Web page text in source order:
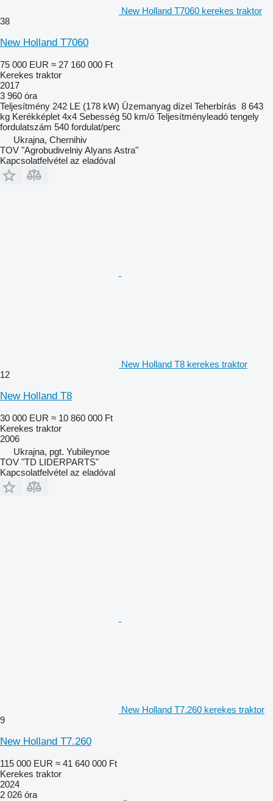
New Holland T7060 kerekes traktor
38
New Holland T7060
75 000 EUR ≈ 27 160 000 Ft
Kerekes traktor
2017
3 960 óra
Teljesítmény 242 LE (178 kW) Üzemanyag dízel Teherbírás 8 643
kg Kerékképlet 4x4 Sebesség 50 km/ó Teljesítményleadó tengely
fordulatszám 540 fordulat/perc
Ukrajna, Chernihiv
TOV "Agrobudivelniy Alyans Astra"
Kapcsolatfelvétel az eladóval
New Holland T8 kerekes traktor
12
New Holland T8
30 000 EUR ≈ 10 860 000 Ft
Kerekes traktor
2006
Ukrajna, pgt. Yubileynoe
TOV "TD LIDERPARTS"
Kapcsolatfelvétel az eladóval
New Holland T7.260 kerekes traktor
9
New Holland T7.260
115 000 EUR ≈ 41 640 000 Ft
Kerekes traktor
2024
2 026 óra